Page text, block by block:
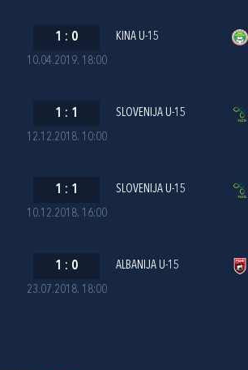
10.04.2019. 18:00
1 : 0 KINA U-15
12.12.2018. 10:00
1 : 1 SLOVENIJA U-15
10.12.2018. 16:00
1 : 1 SLOVENIJA U-15
23.07.2018. 18:00
1 : 0 ALBANIJA U-15